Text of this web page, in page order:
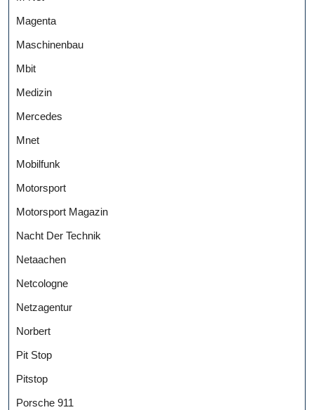
Magenta
Maschinenbau
Mbit
Medizin
Mercedes
Mnet
Mobilfunk
Motorsport
Motorsport Magazin
Nacht Der Technik
Netaachen
Netcologne
Netzagentur
Norbert
Pit Stop
Pitstop
Porsche 911